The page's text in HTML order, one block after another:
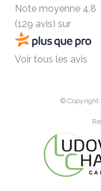
Note moyenne 4,8
(129 avis) sur
Voir tous les avis
© Copyright